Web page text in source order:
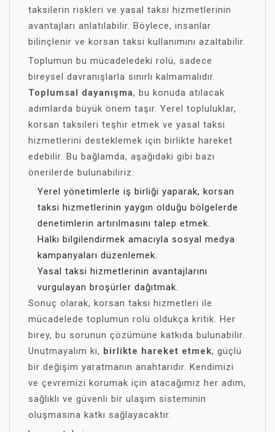
taksilerin riskleri ve yasal taksi hizmetlerinin
avantajları anlatılabilir. Böylece, insanlar
bilinçlenir ve korsan taksi kullanımını azaltabilir.
Toplumun bu mücadeledeki rolü, sadece
bireysel davranışlarla sınırlı kalmamalıdır.
Toplumsal dayanışma, bu konuda atılacak
adımlarda büyük önem taşır. Yerel topluluklar,
korsan taksileri teşhir etmek ve yasal taksi
hizmetlerini desteklemek için birlikte hareket
edebilir. Bu bağlamda, aşağıdaki gibi bazı
önerilerde bulunabiliriz:
Yerel yönetimlerle iş birliği yaparak, korsan
taksi hizmetlerinin yaygın olduğu bölgelerde
denetimlerin artırılmasını talep etmek.
Halkı bilgilendirmek amacıyla sosyal medya
kampanyaları düzenlemek.
Yasal taksi hizmetlerinin avantajlarını
vurgulayan broşürler dağıtmak.
Sonuç olarak, korsan taksi hizmetleri ile
mücadelede toplumun rolü oldukça kritik. Her
birey, bu sorunun çözümüne katkıda bulunabilir.
Unutmayalım ki, birlikte hareket etmek, güçlü
bir değişim yaratmanın anahtarıdır. Kendimizi
ve çevremizi korumak için atacağımız her adım,
sağlıklı ve güvenli bir ulaşım sisteminin
oluşmasına katkı sağlayacaktır.